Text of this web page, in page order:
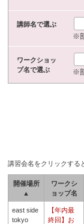
講師名で選ぶ
※
ワークショッ
プ名で選ぶ
※
講習会名をクリックする
開催場所
▲
ワークシ
ョップ名
east side
tokyo
【年内最
終回】お